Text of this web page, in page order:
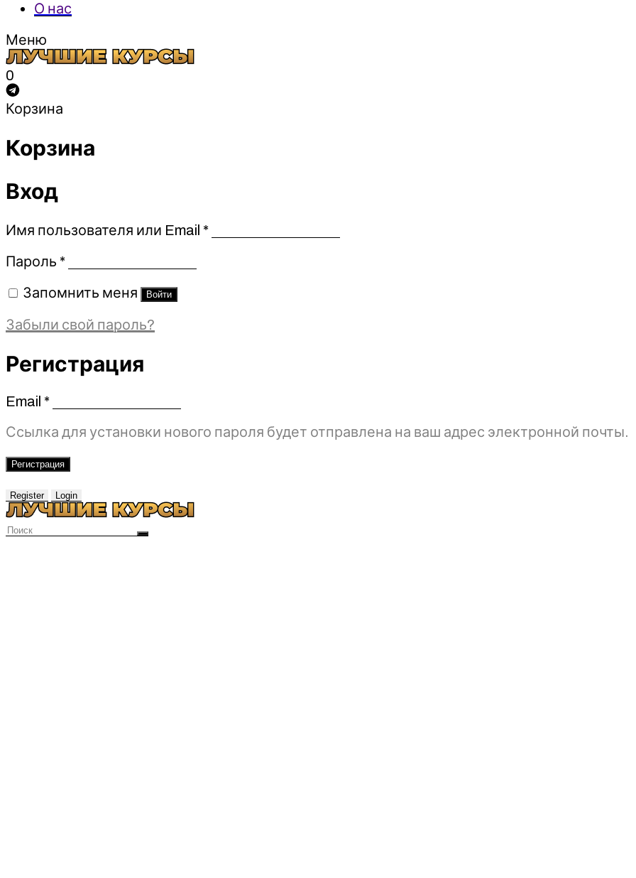
О нас
Меню
0
Корзина
Корзина
Вход
Имя пользователя или Email *Обязательно
Пароль *Обязательно
Запомнить меня Войти
Забыли свой пароль?
Регистрация
Email *Обязательно
Ссылка для установки нового пароля будет отправлена ​​на ваш адрес электронной почты.
Регистрация
Register Login